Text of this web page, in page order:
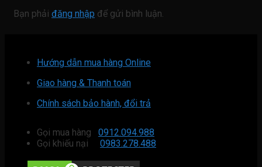
Bạn phải đăng nhập để gửi bình luận.
Hướng dẫn mua hàng Online
Giao hàng & Thanh toán
Chính sách bảo hành, đổi trả
Gọi mua hàng 0912.094.988
Gọi khiếu nại 0983.278.488